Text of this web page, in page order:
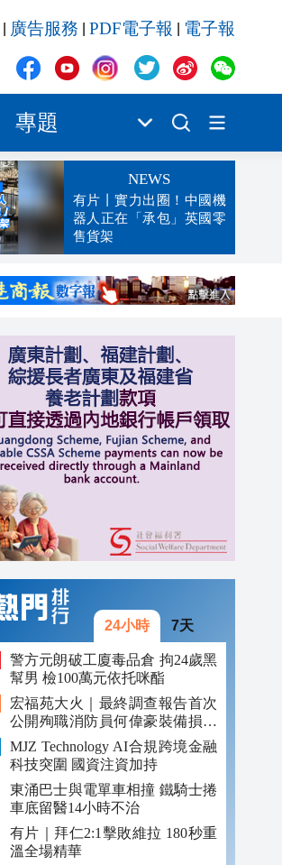
廣告服務 PDF電子報 電子報
專題
NEWS
有片丨實力出圈！中國機
器人正在「承包」英國零
售貨架
24小時 7天
警方元朗破工廈毒品倉 拘24歲黑
幫男 檢100萬元依托咪酯
宏福苑大火｜最終調查報告首次
公開殉職消防員何偉豪裝備損毀
照片
MJZ Technology AI合規跨境金融
科技突圍 國資注資加持
東涌巴士與電單車相撞 鐵騎士捲
車底留醫14小時不治
有片｜拜仁2:1擊敗維拉 180秒重
溫全場精華